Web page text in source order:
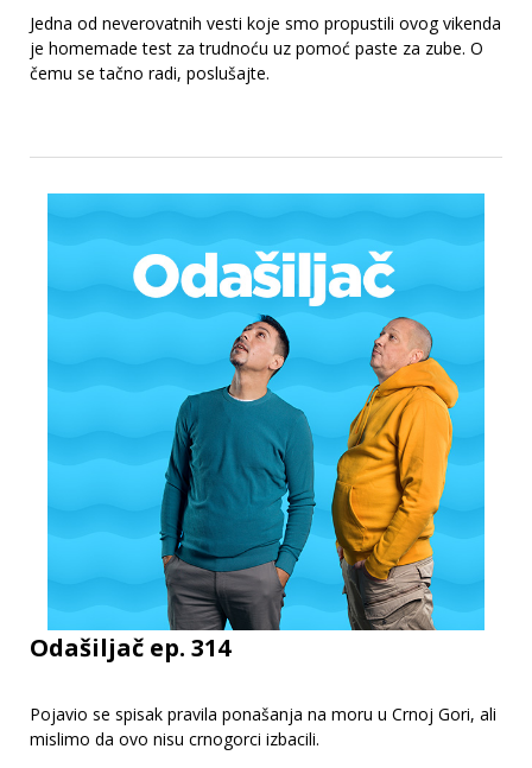
Jedna od neverovatnih vesti koje smo propustili ovog vikenda
je homemade test za trudnoću uz pomoć paste za zube. O
čemu se tačno radi, poslušajte.
Odašiljač ep. 314
Pojavio se spisak pravila ponašanja na moru u Crnoj Gori, ali
mislimo da ovo nisu crnogorci izbacili.